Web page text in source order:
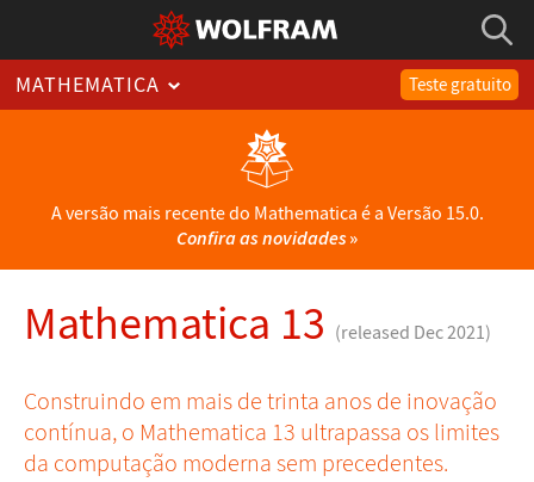
MATHEMATICA Teste gratuito
A versão mais recente do Mathematica é a Versão 15.0.
Confira as novidades»
Mathematica 13 (released Dec 2021)
Construindo em mais de trinta anos de inovação
contínua, o Mathematica 13 ultrapassa os limites
da computação moderna sem precedentes.